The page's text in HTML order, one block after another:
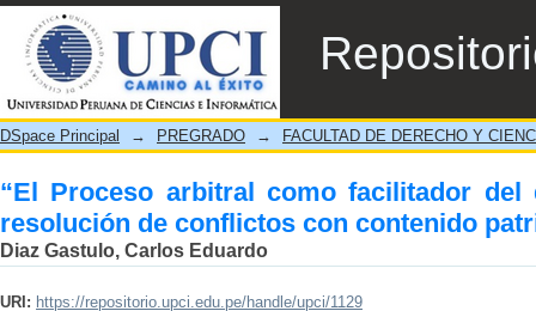
“El Proceso arbitral como facilitador del
contenido patrimonial”
DSpace Principal → PREGRADO → FACULTAD DE DERECHO Y
“El Proceso arbitral como facilitador del
resolución de conflictos con contenido
Diaz Gastulo, Carlos Eduardo
URI: https://repositorio.upci.edu.pe/handle/upci/1129